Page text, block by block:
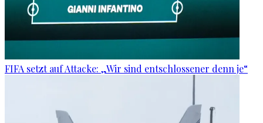
FIFA setzt auf Attacke: „Wir sind entschlossener denn je“